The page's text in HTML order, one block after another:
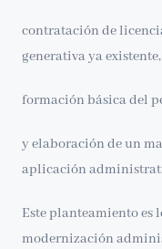
contratación de
generativa ya existente,
formación básica del
y elaboración de un
aplicación
Este planteamiento es
modernización